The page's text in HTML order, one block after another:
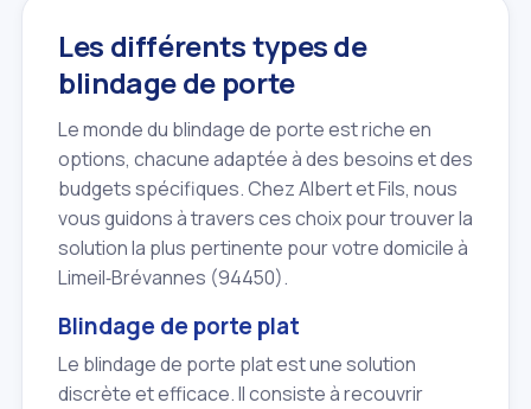
Les différents types de
blindage de porte
Le monde du blindage de porte est riche en
options, chacune adaptée à des besoins et des
budgets spécifiques. Chez Albert et Fils, nous
vous guidons à travers ces choix pour trouver la
solution la plus pertinente pour votre domicile à
Limeil‑Brévannes (94450).
Blindage de porte plat
Le blindage de porte plat est une solution
discrète et efficace. Il consiste à recouvrir